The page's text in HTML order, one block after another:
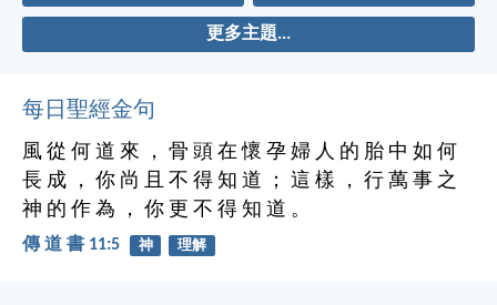
更多主題...
每日聖經金句
風 從 何 道 來 ， 骨 頭 在 懷 孕 婦 人 的 胎 中 如 何
長 成 ， 你 尚 且 不 得 知 道 ； 這 樣 ， 行 萬 事 之
神 的 作 為 ， 你 更 不 得 知 道 。
傳 道 書 11:5 神 理解